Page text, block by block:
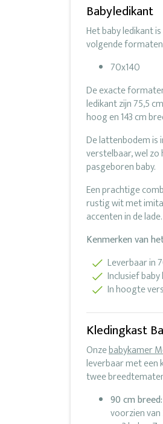
Babyledikant
Het baby ledikant
volgende
70x140
De exacte
ledikant zijn 75,5
hoog en 143 cm
De lattenbodem is
verstelbaar, wel zo
pasgeboren baby.
Een prachtige
rustig wit met
accenten in de lade.
Kenmerken van
Leverbaar in
Inclusief
In hoogte
Kledingkast
Onzebabykamer
leverbaar met een
twee
90 cm breed:
voorzien